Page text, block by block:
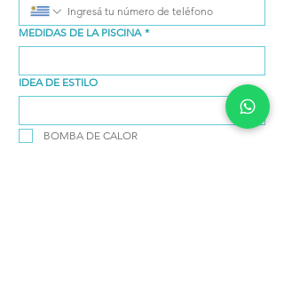
MEDIDAS DE LA PISCINA *
IDEA DE ESTILO
BOMBA DE CALOR